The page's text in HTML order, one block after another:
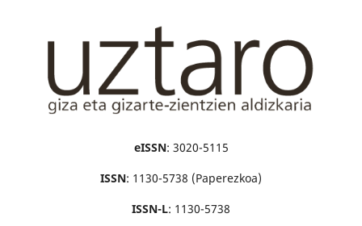
eISSN: 3020-5115
ISSN: 1130-5738 (Paperezkoa)
ISSN-L: 1130-5738